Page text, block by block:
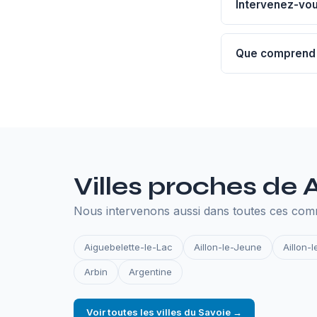
Intervenez-
Nos échanges
obstacle — nos
Que
Villes proches de
Nous intervenons aussi dans toutes ces
Aiguebelette-le-Lac Aillon-le-Jeune Aillon-
Arbin Argentine
Voir toutes les villes du Savoie →